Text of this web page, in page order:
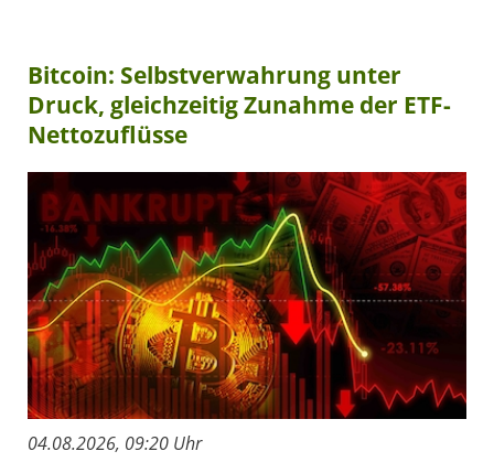
Bitcoin: Selbstverwahrung unter
Druck, gleichzeitig Zunahme der ETF-
Nettozuflüsse
04.08.2026, 09:20 Uhr